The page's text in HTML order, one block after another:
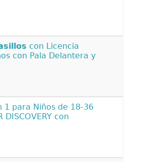
con Licencia
con Pala Delantera y
1 para Niños de 18-36
DISCOVERY con